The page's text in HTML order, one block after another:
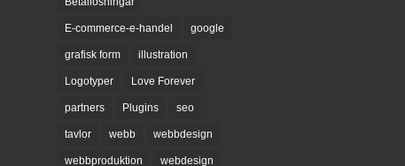
E-commerce-e-handel google
grafisk form illustration
Logotyper Love Forever
partners Plugins seo
tavlor webb webbdesign
webbproduktion webdesign